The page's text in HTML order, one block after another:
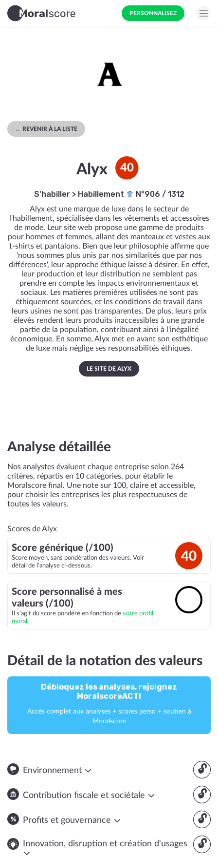
PERSONNALISEZ
← REVENIR À LA LISTE
Alyx 40
S'habiller> Habillement N°906 / 1312
Alyx est une marque de luxe dans le secteur de
l'habillement, spécialisée dans les vêtements et accessoires
de mode. Leur site web propose une gamme de produits
pour hommes et femmes, allant des manteaux et vestes aux
t-shirts et pantalons. Bien que leur philosophie affirme que
'nous sommes plus unis par nos similarités que par nos
différences', leur approche éthique laisse à désirer. En effet,
leur production et leur distribution ne semblent pas
prendre en compte les impacts environnementaux et
sociaux. Les matières premières utilisées ne sont pas
éthiquement sourcées, et les conditions de travail dans
leurs usines ne sont pas transparentes. De plus, leurs prix
élevés rendent leurs produits inaccessibles à une grande
partie de la population, contribuant ainsi à l'inégalité
économique. En somme, Alyx met en avant son esthétique
de luxe mais néglige ses responsabilités éthiques.
LE SITE DE ALYX
Analyse détaillée
Nos analystes évaluent chaque entreprise selon 264
critères, répartis en 10 catégories, pour établir le
Moralscore final. Une note sur 100, claire et accessible,
pour choisir les entreprises les plus respectueuses de
toutes les valeurs.
Scores de Alyx
Score générique (/100)
Score moyen, sans pondération des valeurs. Voir
détail de l’analyse ci-dessous.
40
Score personnalisé à mes
valeurs (/100)
Il s’agit du score pondéré en fonction de votre profil
moral.
Détail de la notation des valeurs
Débloquez les analyses, rejoignez
MoralscoreACT!
Accès complet aux analyses + scores perso + soutien à
Moralscore
🔓
Environnement
🔓
Contribution fiscale et sociétale
🔓
Profits et gouvernance
🔓
Innovation, disruption et création d'usages